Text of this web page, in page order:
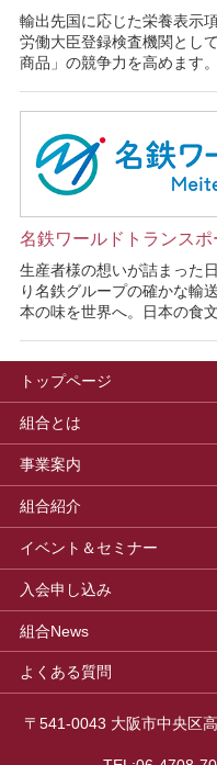
輸出先国に応じた栄養表示
労働大臣登録検査機関とし
商品」の競争力を高めます。
名鉄ワールドトランスポ
生産者様の想いが詰まった
り名鉄グループの確かな輸
本の味を世界へ。日本の食
トップページ
組合とは
事業案内
組合紹介
イベント＆セミナー
入会申し込み
組合News
よくある質問
〒541-0043 大阪市中央区